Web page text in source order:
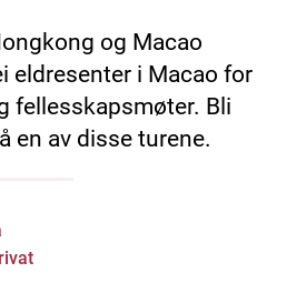
og Macao
eldresenter i Macao for
fellesskapsmøter. Bli
en av disse turene.